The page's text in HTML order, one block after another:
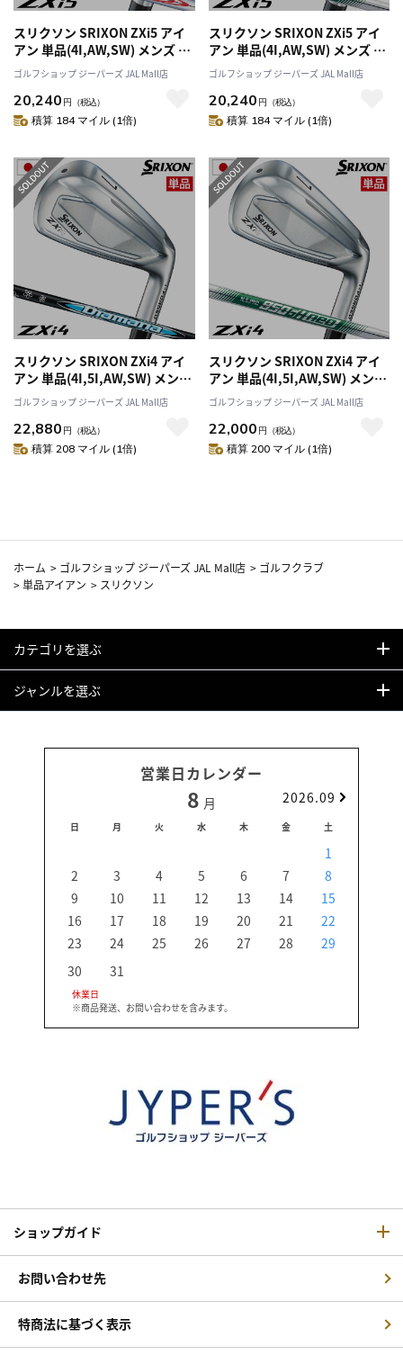
スリクソン SRIXON ZXi5 アイ
アン 単品(4I,AW,SW) メンズ 右
用 N.S.PRO MODUS3 TOUR
105 2025年モデル 日本正規品
ゴルフショップ ジーパーズ JAL Mall店
20,240 円 （税込）
積算 184 マイル (1倍)
スリクソン SRIXON ZXi5 アイ
アン 単品(4I,AW,SW) メンズ 右
用 N.S.PRO 950GH neo 2025
年モデル 日本正規品
ゴルフショップ ジーパーズ JAL Mall店
20,240 円 （税込）
積算 184 マイル (1倍)
スリクソン SRIXON ZXi4 アイ
アン 単品(4I,5I,AW,SW) メンズ
右用 Diamana ZXi for IRON
2025年モデル 日本正規品
ゴルフショップ ジーパーズ JAL Mall店
22,880 円 （税込）
積算 208 マイル (1倍)
スリクソン SRIXON ZXi4 アイ
アン 単品(4I,5I,AW,SW) メンズ
右用 N.S.PRO 950GH neo
2025年モデル 日本正規品
ゴルフショップ ジーパーズ JAL Mall店
22,000 円 （税込）
積算 200 マイル (1倍)
ホーム > ゴルフショップ ジーパーズ JAL Mall店 > ゴルフクラブ
>単品アイアン > スリクソン
カテゴリを選ぶ
ジャンルを選ぶ
営業日カレンダー
8 月 2026.09
日 月 火 水 木 金 土
1
2
3 4 5 6 7
8
9
10 11 12 13 14
15
16
17 18 19 20 21
22
23
24 25 26 27 28
29
30
31
休業日
※商品発送、お問い合わせを含みます。
ショップガイド
お問い合わせ先
特商法に基づく表示